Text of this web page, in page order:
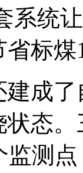
系统
标煤
成
态
监测